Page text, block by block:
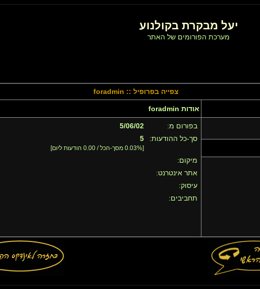
יעל מבקרת בקולנוע
מערכת הפורומים של האתר
צפייה בפרופיל :: foradmin
אודות foradmin
בפורום מ:
5/06/02
סך-כל ההודעות:
5
[0.03% מסך-הכל / 0.00 הודעות ליום]
מיקום:
אתר אינטרנט:
עיסוק:
תחביבים: